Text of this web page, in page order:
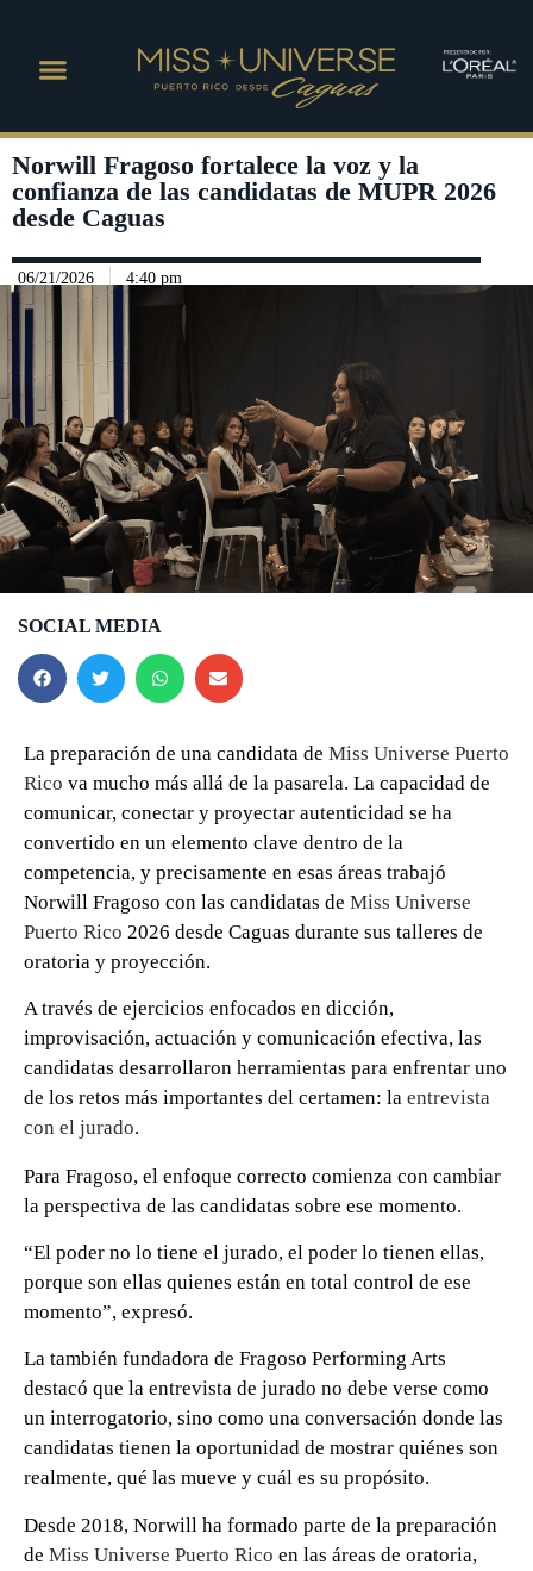
Norwill Fragoso fortalece la voz y la
confianza de las candidatas de MUPR 2026
desde Caguas
06/21/2026 4:40 pm
SOCIAL MEDIA
La preparación de una candidata de Miss Universe Puerto
Rico va mucho más allá de la pasarela. La capacidad de
comunicar, conectar y proyectar autenticidad se ha
convertido en un elemento clave dentro de la
competencia, y precisamente en esas áreas trabajó
Norwill Fragoso con las candidatas de Miss Universe
Puerto Rico 2026 desde Caguas durante sus talleres de
oratoria y proyección.
A través de ejercicios enfocados en dicción,
improvisación, actuación y comunicación efectiva, las
candidatas desarrollaron herramientas para enfrentar uno
de los retos más importantes del certamen: la entrevista
con el jurado.
Para Fragoso, el enfoque correcto comienza con cambiar
la perspectiva de las candidatas sobre ese momento.
“El poder no lo tiene el jurado, el poder lo tienen ellas,
porque son ellas quienes están en total control de ese
momento”, expresó.
La también fundadora de Fragoso Performing Arts
destacó que la entrevista de jurado no debe verse como
un interrogatorio, sino como una conversación donde las
candidatas tienen la oportunidad de mostrar quiénes son
realmente, qué las mueve y cuál es su propósito.
Desde 2018, Norwill ha formado parte de la preparación
de Miss Universe Puerto Rico en las áreas de oratoria,